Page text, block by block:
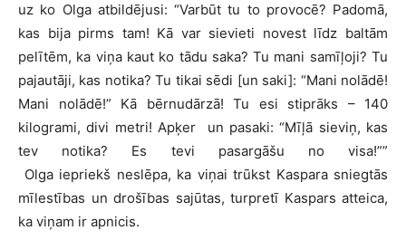
uz ko Olga atbildējusi: “Varbūt tu to provocē? Padomā,
kas bija pirms tam! Kā var sievieti novest līdz baltām
pelītēm, ka viņa kaut ko tādu saka? Tu mani samīļoji? Tu
pajautāji, kas notika? Tu tikai sēdi [un saki]: “Mani nolādē!
Mani nolādē!” Kā bērnudārzā! Tu esi stiprāks – 140
kilogrami, divi metri! Apķer un pasaki: “Mīļā sieviņ, kas
tev notika? Es tevi pasargāšu no visa!””
Olga iepriekš neslēpa, ka viņai trūkst Kaspara sniegtās
mīlestības un drošības sajūtas, turpretī Kaspars atteica,
ka viņam ir apnicis.